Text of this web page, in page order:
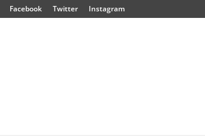
Facebook Twitter Instagram